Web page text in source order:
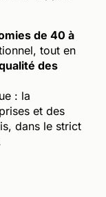
de 40 à
tout en
des
: la
et des
dans le strict